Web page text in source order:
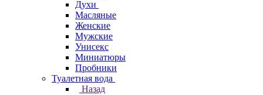
Духи
Масляные
Женские
Мужские
Унисекс
Миниатюры
Пробники
Туалетная вода
Назад